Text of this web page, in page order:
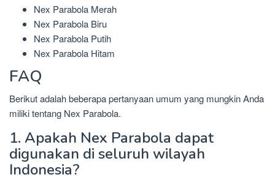
Nex Parabola Merah
Nex Parabola Biru
Nex Parabola Putih
Nex Parabola Hitam
FAQ
Berikut adalah beberapa pertanyaan umum yang mungkin Anda
miliki tentang Nex Parabola.
1. Apakah Nex Parabola dapat
digunakan di seluruh wilayah
Indonesia?